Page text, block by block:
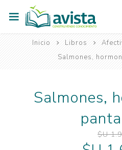
Inicio Libros
Salmones,
Salmones,
$U